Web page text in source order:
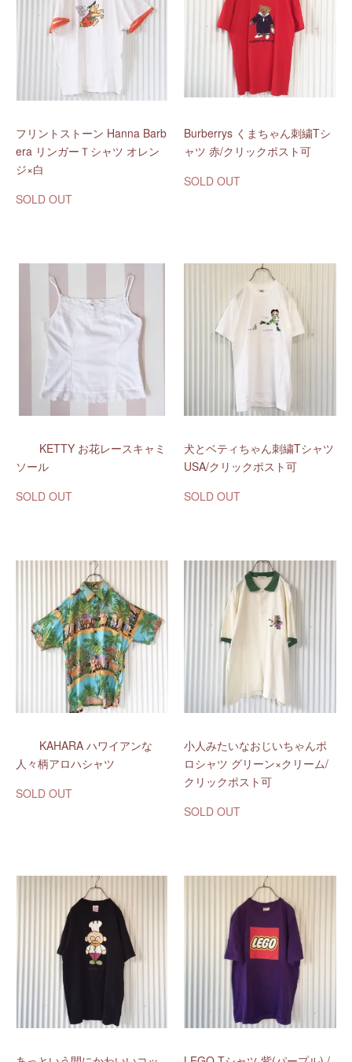
フリントストーン Hanna Barb
era リンガーＴシャツ オレン
ジ×白
SOLD OUT
Burberrys くまちゃん刺繍Tシ
ャツ 赤/クリックポスト可
SOLD OUT
KETTY お花レースキャミ
ソール
SOLD OUT
犬とベティちゃん刺繍Tシャツ
USA/クリックポスト可
SOLD OUT
KAHARA ハワイアンな
人々柄アロハシャツ
SOLD OUT
小人みたいなおじいちゃんポ
ロシャツ グリーン×クリーム/
クリックポスト可
SOLD OUT